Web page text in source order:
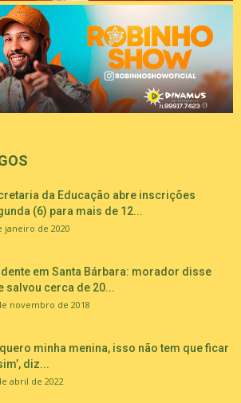
da Educação abre inscrições
(6) para mais de 12...
janeiro de 2020
em Santa Bárbara: morador disse
salvou cerca de 20...
novembro de 2018
quero minha menina, isso não tem que ficar
diz...
abril de 2022